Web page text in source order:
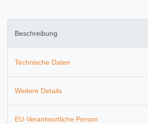
Beschreibung
Technische Daten
Weitere Details
EU-Verantwortliche Person